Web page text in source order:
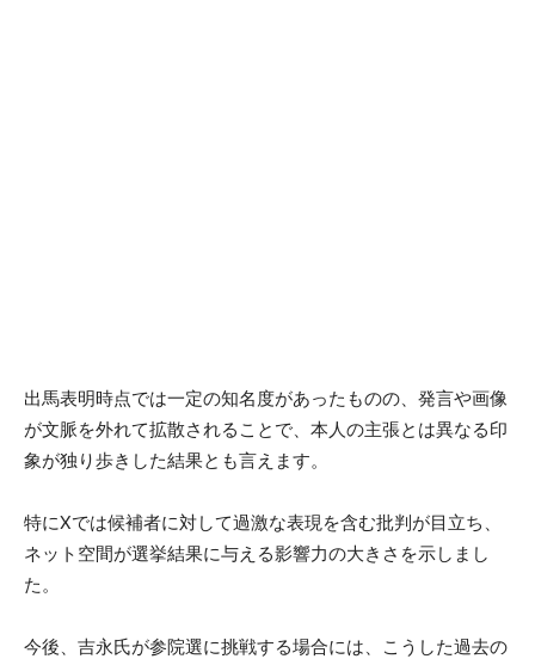
出馬表明時点では一定の知名度があったものの、発言や画像
が文脈を外れて拡散されることで、本人の主張とは異なる印
象が独り歩きした結果とも言えます。
特にXでは候補者に対して過激な表現を含む批判が目立ち、
ネット空間が選挙結果に与える影響力の大きさを示しまし
た。
今後、吉永氏が参院選に挑戦する場合には、こうした過去の